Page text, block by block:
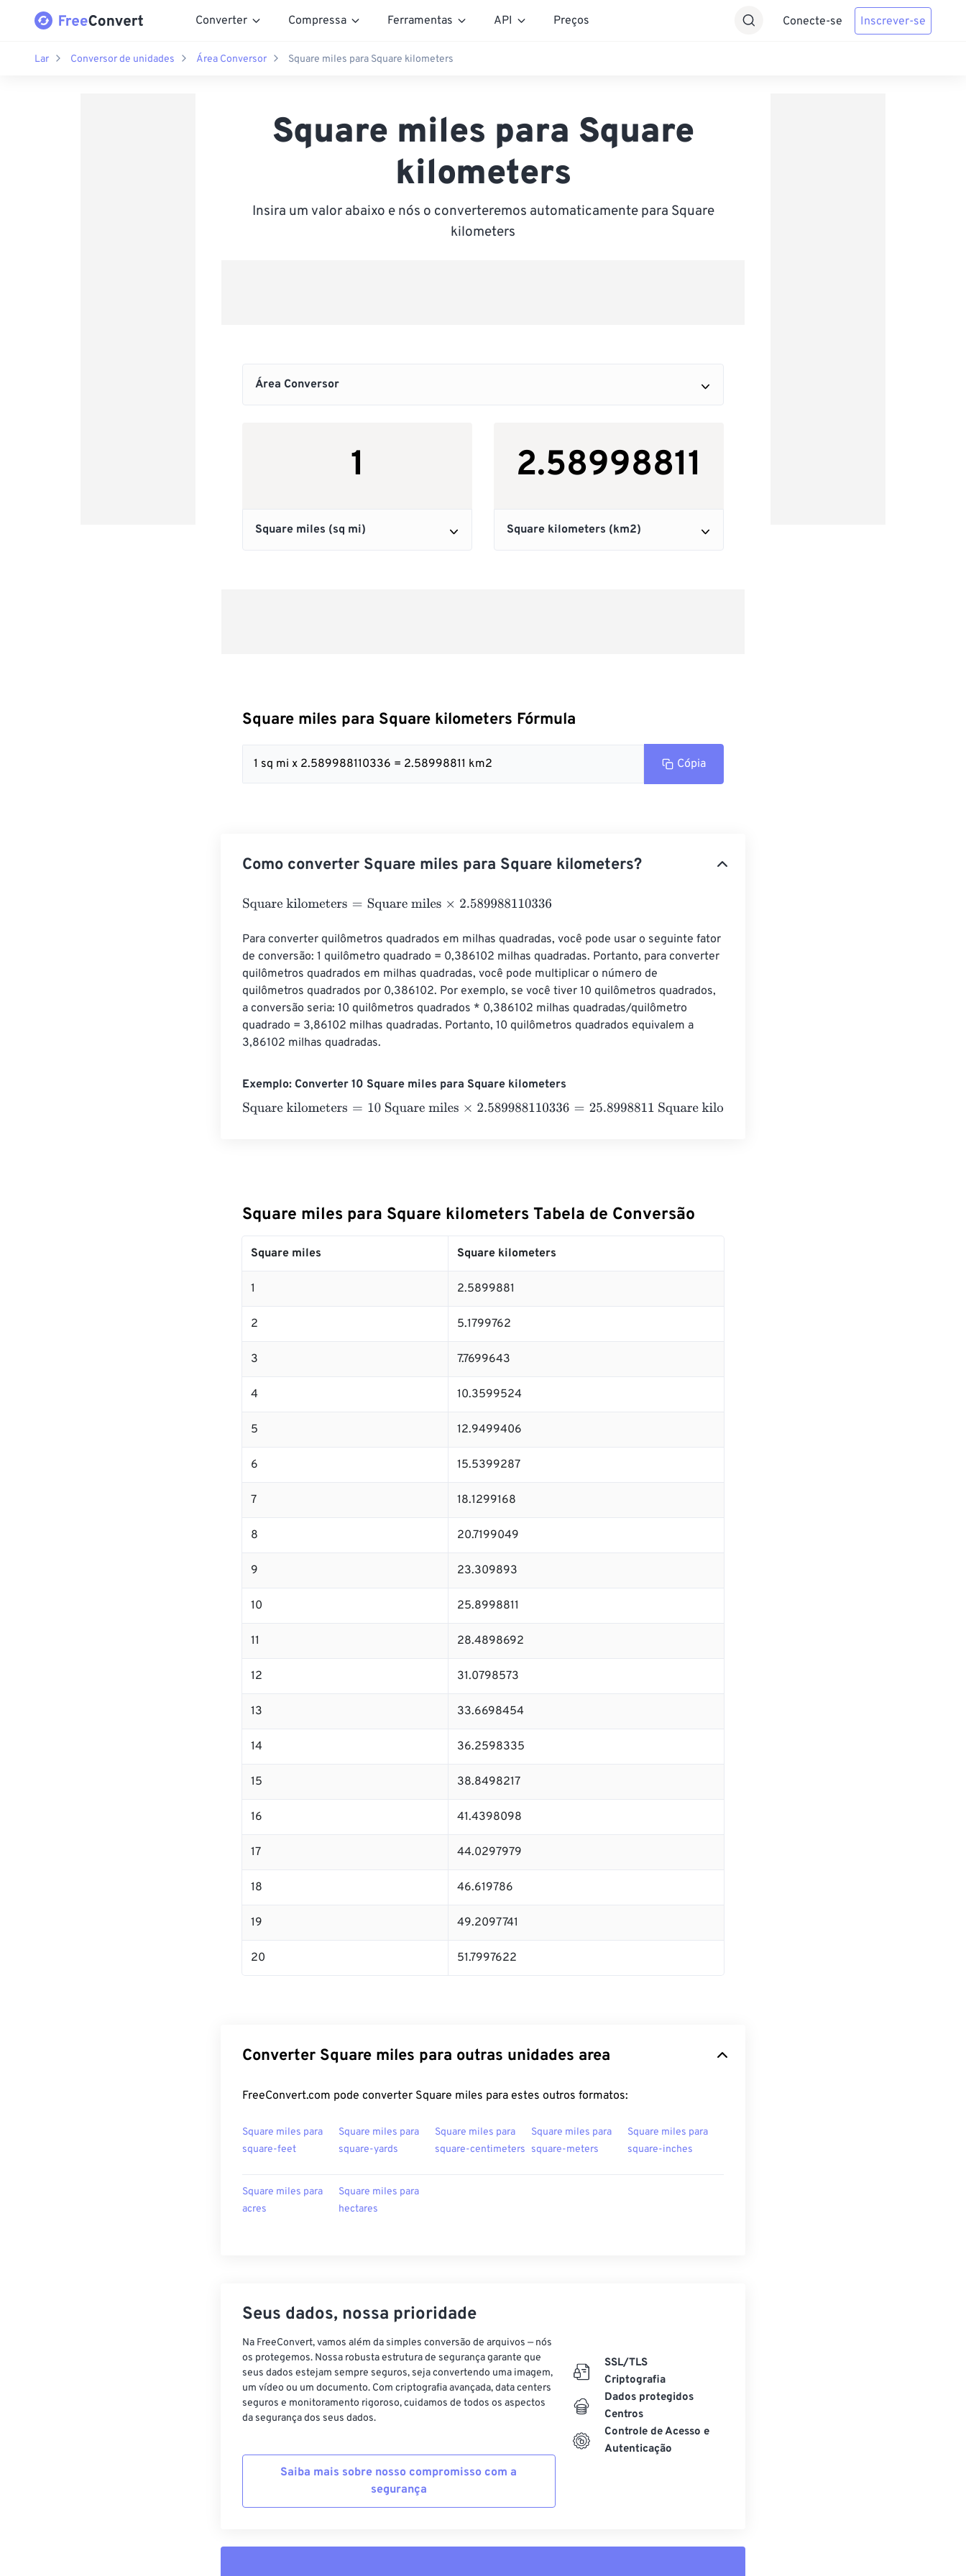
Converter Compressa Ferramentas API Preços Conecte-se Inscrever-se
Lar Conversor de unidades Área Conversor Square miles para Square kilometers
Square miles para Square
kilometers
Insira um valor abaixo e nós o converteremos automaticamente para Square
kilometers
Square miles para Square kilometers Fórmula
1 sq mi x 2.589988110336 = 2.58998811 km2 Cópia
Como converter Square miles para Square kilometers?
Square kilometers=Square miles×2.589988110336
Para converter quilômetros quadrados em milhas quadradas, você pode usar o seguinte fator
de conversão: 1 quilômetro quadrado = 0,386102 milhas quadradas. Portanto, para converter
quilômetros quadrados em milhas quadradas, você pode multiplicar o número de
quilômetros quadrados por 0,386102. Por exemplo, se você tiver 10 quilômetros quadrados,
a conversão seria: 10 quilômetros quadrados * 0,386102 milhas quadradas/quilômetro
quadrado = 3,86102 milhas quadradas. Portanto, 10 quilômetros quadrados equivalem a
3,86102 milhas quadradas.
Exemplo: Converter 10 Square miles para Square kilometers
Square kilometers=10 Square miles ×2.589988110336=25.8998811 Square kilometers
Square miles para Square kilometers Tabela de Conversão
Square miles Square kilometers
1 2.5899881
2 5.1799762
3 7.7699643
4 10.3599524
5 12.9499406
6 15.5399287
7 18.1299168
8 20.7199049
9 23.309893
10 25.8998811
11 28.4898692
12 31.0798573
13 33.6698454
14 36.2598335
15 38.8498217
16 41.4398098
17 44.0297979
18 46.619786
19 49.2097741
20 51.7997622
Converter Square miles para outras unidades area
FreeConvert.com pode converter Square miles para estes outros formatos:
Square miles para
square-feet
Square miles para
square-yards
Square miles para
square-centimeters
Square miles para
square-meters
Square miles para
square-inches
Square miles para
acres
Square miles para
hectares
Seus dados, nossa prioridade
Na FreeConvert, vamos além da simples conversão de arquivos — nós
os protegemos. Nossa robusta estrutura de segurança garante que
seus dados estejam sempre seguros, seja convertendo uma imagem,
um vídeo ou um documento. Com criptografia avançada, data centers
seguros e monitoramento rigoroso, cuidamos de todos os aspectos
da segurança dos seus dados.
Saiba mais sobre nosso compromisso com a
segurança
SSL/TLS
Criptografia
Dados protegidos
Centros
Controle de Acesso e
Autenticação